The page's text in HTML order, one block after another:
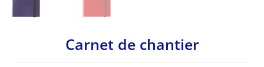
Carnet de chantier